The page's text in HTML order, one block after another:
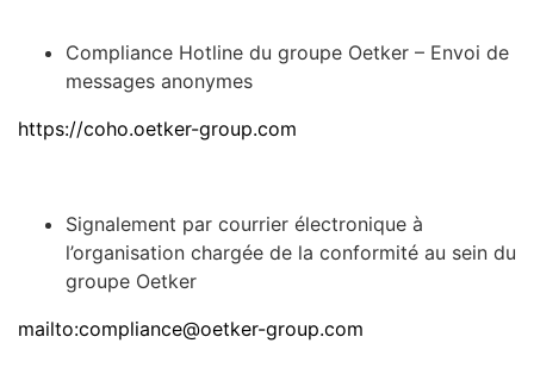
Compliance Hotline du groupe Oetker – Envoi de
messages anonymes
https://coho.oetker-group.com
Signalement par courrier électronique à
l’organisation chargée de la conformité au sein du
groupe Oetker
mailto:compliance@oetker-group.com